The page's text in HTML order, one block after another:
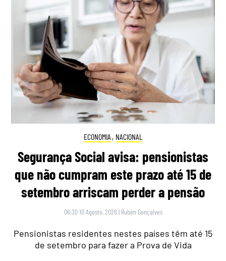
ECONOMIA , NACIONAL
Segurança Social avisa: pensionistas
que não cumpram este prazo até 15 de
setembro arriscam perder a pensão
06:30 10 Agosto, 2026 | Rubén Gonçalves
Pensionistas residentes nestes países têm até 15
de setembro para fazer a Prova de Vida